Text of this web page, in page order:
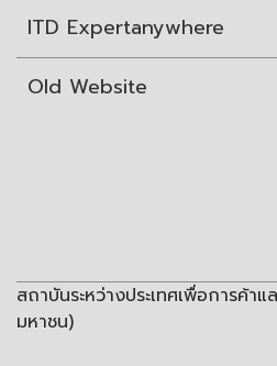
ITD Expertanywhere
Old Website
สถาบันระหว่างประเทศเพื่อการค้
มหาชน)